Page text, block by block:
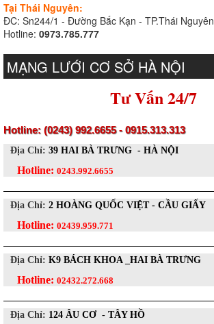
Tại Thái Nguyên:
ĐC: Sn244/1 - Đường Bắc Kạn - TP.Thái Nguyên
Hotline: 0973.785.777
MẠNG LƯỚI CƠ SỞ HÀ NỘI
Tư Vấn 24/7
Hotline: (0243) 992.6655 - 0915.313.313
Địa Chỉ: 39 HAI BÀ TRƯNG - HÀ NỘI
Hotline: 0243.992.6655
Địa Chỉ: 2 HOÀNG QUỐC VIỆT - CẦU GIẤY
Hotline: 02439.959.771
Địa Chỉ: K9 BÁCH KHOA _HAI BÀ TRƯNG
Hotline: 02432.272.668
Địa Chỉ: 124 ÂU CƠ - TÂY HỒ